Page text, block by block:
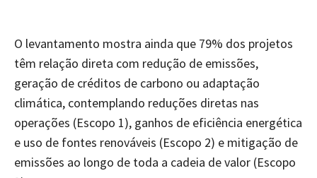
O levantamento mostra ainda que 79% dos projetos
têm relação direta com redução de emissões,
geração de créditos de carbono ou adaptação
climática, contemplando reduções diretas nas
operações (Escopo 1), ganhos de eficiência energética
e uso de fontes renováveis (Escopo 2) e mitigação de
emissões ao longo de toda a cadeia de valor (Escopo